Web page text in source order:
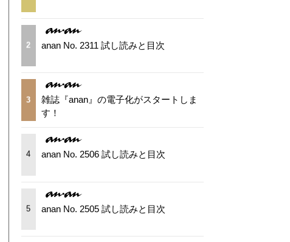
2 anan No. 2311 試し読みと目次
3
雑誌『anan』の電子化がスタートしま
す！
4 anan No. 2506 試し読みと目次
5 anan No. 2505 試し読みと目次